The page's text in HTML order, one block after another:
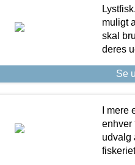
muligt
skal
deres
Se
I
enhver
udvalg